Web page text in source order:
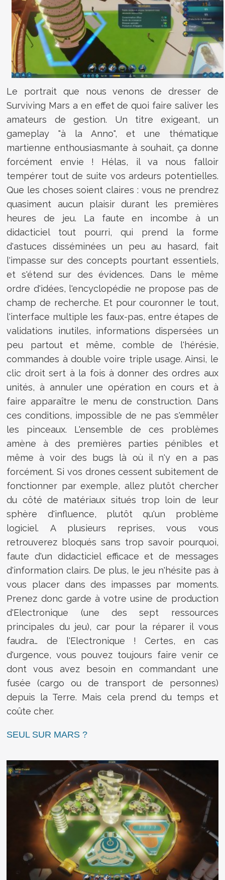
Le portrait que nous venons de dresser de
Surviving Mars a en effet de quoi faire saliver les
amateurs de gestion. Un titre exigeant, un
gameplay "à la Anno", et une thématique
martienne enthousiasmante à souhait, ça donne
forcément envie ! Hélas, il va nous falloir
tempérer tout de suite vos ardeurs potentielles.
Que les choses soient claires : vous ne prendrez
quasiment aucun plaisir durant les premières
heures de jeu. La faute en incombe à un
didacticiel tout pourri, qui prend la forme
d'astuces disséminées un peu au hasard, fait
l'impasse sur des concepts pourtant essentiels,
et s'étend sur des évidences. Dans le même
ordre d'idées, l'encyclopédie ne propose pas de
champ de recherche. Et pour couronner le tout,
l'interface multiple les faux-pas, entre étapes de
validations inutiles, informations dispersées un
peu partout et même, comble de l'hérésie,
commandes à double voire triple usage. Ainsi, le
clic droit sert à la fois à donner des ordres aux
unités, à annuler une opération en cours et à
faire apparaître le menu de construction. Dans
ces conditions, impossible de ne pas s'emmêler
les pinceaux. L'ensemble de ces problèmes
amène à des premières parties pénibles et
même à voir des bugs là où il n'y en a pas
forcément. Si vos drones cessent subitement de
fonctionner par exemple, allez plutôt chercher
du côté de matériaux situés trop loin de leur
sphère d'influence, plutôt qu'un problème
logiciel. A plusieurs reprises, vous vous
retrouverez bloqués sans trop savoir pourquoi,
faute d'un didacticiel efficace et de messages
d'information clairs. De plus, le jeu n'hésite pas à
vous placer dans des impasses par moments.
Prenez donc garde à votre usine de production
d'Electronique (une des sept ressources
principales du jeu), car pour la réparer il vous
faudra… de l'Electronique ! Certes, en cas
d'urgence, vous pouvez toujours faire venir ce
dont vous avez besoin en commandant une
fusée (cargo ou de transport de personnes)
depuis la Terre. Mais cela prend du temps et
coûte cher.
SEUL SUR MARS ?